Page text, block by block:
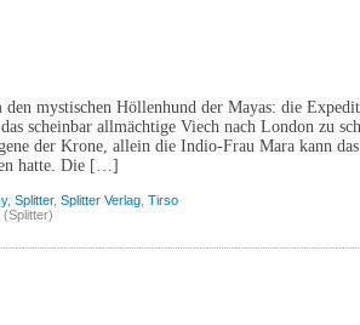
den mystischen Höllenhund der Mayas: die
scheinbar allmächtige Viech nach London zu
der Krone, allein die Indio-Frau Mara kann
hatte. Die […]
, Splitter, Splitter Verlag Tirso
(Splitter)